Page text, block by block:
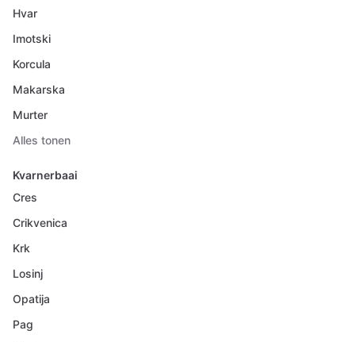
Hvar
Imotski
Korcula
Makarska
Murter
Alles tonen
Kvarnerbaai
Cres
Crikvenica
Krk
Losinj
Opatija
Pag